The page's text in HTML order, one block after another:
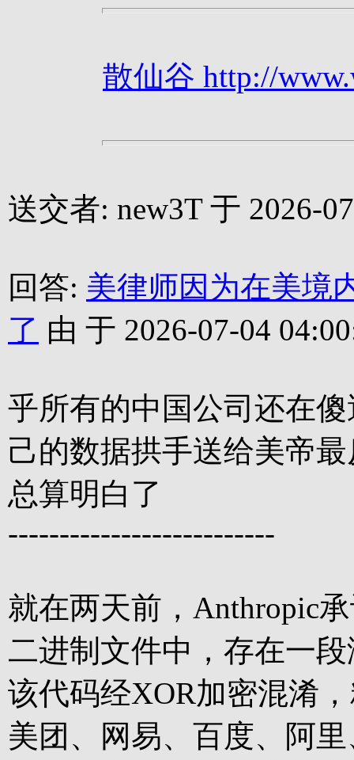
散仙谷 http://
送交者: new3T 于 2026-
回答: 美律师因为在美境
了 由 于 2026-07-04
乎所有的中国公司还在
己的数据拱手送给美帝
总算明白了
--------------------------
就在两天前，Anthropic
二进制文件中，存在一
该代码经XOR加密混淆
美团、网易、百度、阿